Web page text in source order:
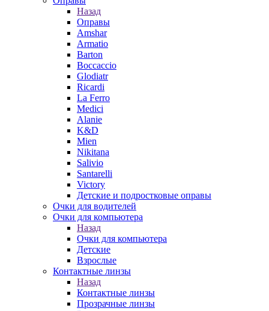
Назад
Оправы
Amshar
Armatio
Barton
Boccaccio
Glodiatr
Ricardi
La Ferro
Medici
Alanie
K&D
Mien
Nikitana
Salivio
Santarelli
Victory
Детские и подростковые оправы
Очки для водителей
Очки для компьютера
Назад
Очки для компьютера
Детские
Взрослые
Контактные линзы
Назад
Контактные линзы
Прозрачные линзы